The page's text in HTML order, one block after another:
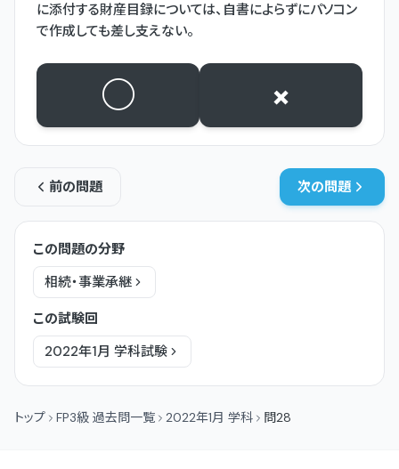
に添付する財産目録については、自書によらずにパソコン
で作成しても差し支えない。
○ ×
前の問題 次の問題
この問題の分野
相続・事業承継
この試験回
2022年1月 学科試験
トップ FP3級 過去問一覧 2022年1月 学科 問28